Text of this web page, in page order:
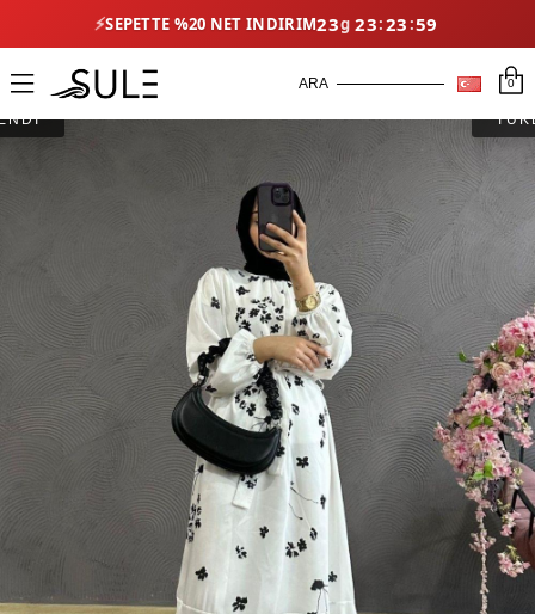
⚡SEPETTE %20 NET İNDIRIM23 23 23 59
0